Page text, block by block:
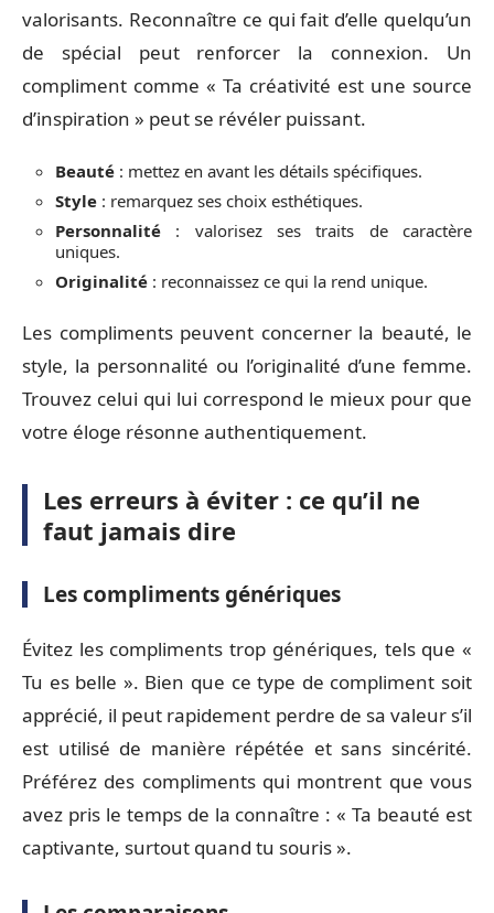
valorisants. Reconnaître ce qui fait d’elle quelqu’un
de spécial peut renforcer la connexion. Un
compliment comme « Ta créativité est une source
d’inspiration » peut se révéler puissant.
Beauté : mettez en avant les détails spécifiques.
Style : remarquez ses choix esthétiques.
Personnalité : valorisez ses traits de caractère
uniques.
Originalité : reconnaissez ce qui la rend unique.
Les compliments peuvent concerner la beauté, le
style, la personnalité ou l’originalité d’une femme.
Trouvez celui qui lui correspond le mieux pour que
votre éloge résonne authentiquement.
Les erreurs à éviter : ce qu’il ne
faut jamais dire
Les compliments génériques
Évitez les compliments trop génériques, tels que «
Tu es belle ». Bien que ce type de compliment soit
apprécié, il peut rapidement perdre de sa valeur s’il
est utilisé de manière répétée et sans sincérité.
Préférez des compliments qui montrent que vous
avez pris le temps de la connaître : « Ta beauté est
captivante, surtout quand tu souris ».